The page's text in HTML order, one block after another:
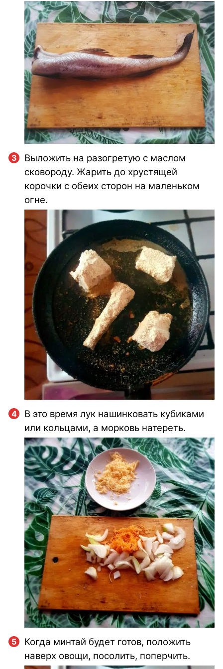
Выложить на разогретую с маслом
сковороду. Жарить до хрустящей
корочки с обеих сторон на маленьком
огне.
В это время лук нашинковать кубиками
или кольцами, а морковь натереть.
Когда минтай будет готов, положить
наверх овощи, посолить, поперчить.